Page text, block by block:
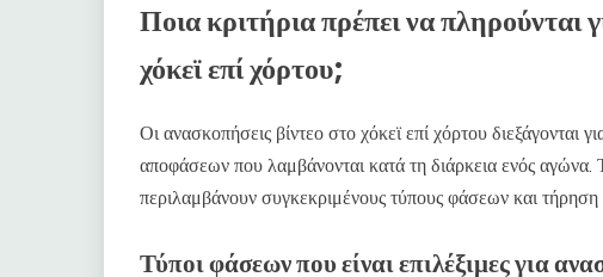
Ποια κριτήρια πρέπει να πληρούνται
χόκεϊ επί χόρτου;
Οι ανασκοπήσεις βίντεο στο χόκεϊ επί χόρτου διεξάγονται
αποφάσεων που λαμβάνονται κατά τη διάρκεια ενός αγώνα.
περιλαμβάνουν συγκεκριμένους τύπους φάσεων και
Τύποι φάσεων που είναι επιλέξιμες για